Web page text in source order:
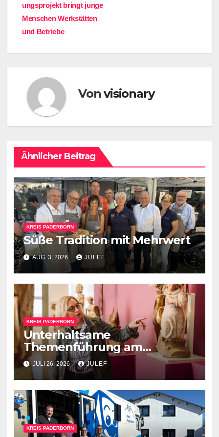
ungsprojekt bringt junge
Menschen Werkstätten
und Betriebe
Vonvisionary
Ähnlicher Beitrag
KREIS PADERBORN
Süße Tradition mit Mehrwert
AUG. 3, 2026 JULEF
KREIS PADERBORN
Unterhaltsame
Themenführung am
Sonntag, 2. August, um 15 Uhr
im Kreismuseum
Wewelsburg
JULI 26, 2026 JULEF
KREIS PADERBORN